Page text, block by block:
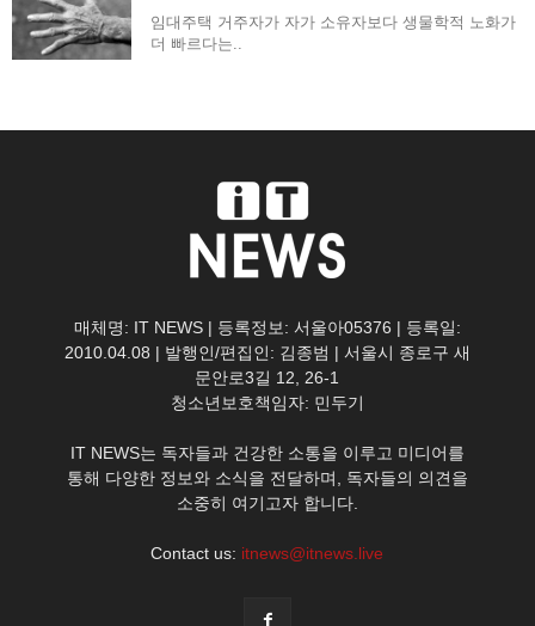
임대주택 거주자가 자가 소유자보다 생물학적 노화가
더 빠르다는..
매체명: IT NEWS | 등록정보: 서울아05376 | 등록일:
2010.04.08 | 발행인/편집인: 김종범 | 서울시 종로구 새
문안로3길 12, 26-1
청소년보호책임자: 민두기
IT NEWS는 독자들과 건강한 소통을 이루고 미디어를
통해 다양한 정보와 소식을 전달하며, 독자들의 의견을
소중히 여기고자 합니다.
Contact us: itnews@itnews.live